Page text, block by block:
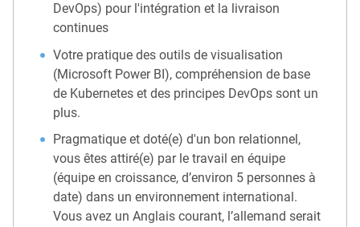
DevOps) pour l'intégration et la livraison
continues
Votre pratique des outils de visualisation
(Microsoft Power BI), compréhension de base
de Kubernetes et des principes DevOps sont un
plus.
Pragmatique et doté(e) d'un bon relationnel,
vous êtes attiré(e) par le travail en équipe
(équipe en croissance, d’environ 5 personnes à
date) dans un environnement international.
Vous avez un Anglais courant, l’allemand serait